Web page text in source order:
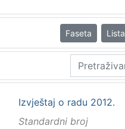
Faseta Lista
Izvještaj o radu 2012.
Standardni broj